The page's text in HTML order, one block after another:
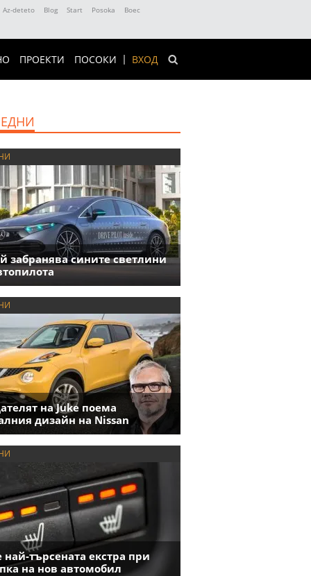
Az-deteto Blog Start Posoka
Boec
ВХОД
ПРОЕКТИ ПОСОКИ
забранява сините светлини
на Juke поема
дизайн на Nissan
най-търсената екстра при
на нов автомобил